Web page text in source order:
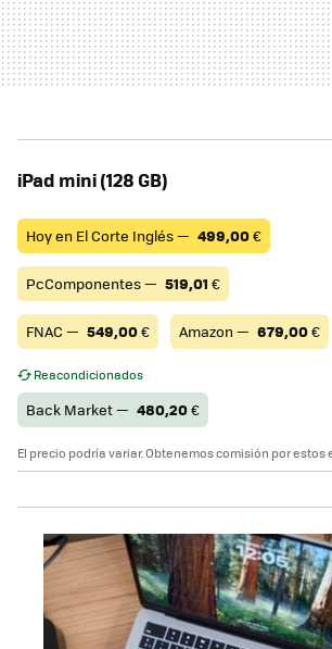
iPad mini (128 GB)
Hoy en El Corte Inglés — 499,00€
PcComponentes — 519,01 €
FNAC — 549,00€ Amazon — 679,00€
Reacondicionados
Back Market — 480,20€
El precio podría variar. Obtenemos comisión por estos